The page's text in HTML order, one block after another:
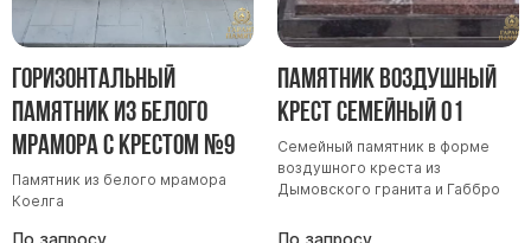
Горизонтальный
памятник из белого
мрамора с крестом №9
Памятник из белого мрамора
Коелга
Памятник Воздушный
крест семейный 01
Семейный памятник в форме
воздушного креста из
Дымовского гранита и Габбро